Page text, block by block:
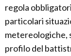
regola
particolari
metereologiche,
profilo del